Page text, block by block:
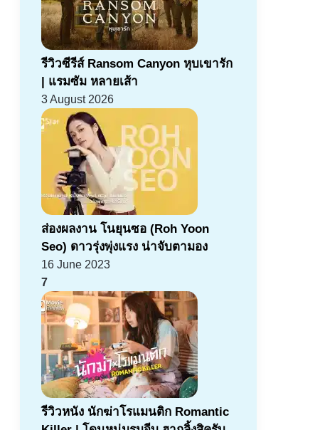
รีวิวซีรีส์ Ransom Canyon หุบเขารัก
| แรมซัม หลายเส้า
3 August 2026
ส่องผลงาน โนยุนซอ (Roh Yoon
Seo) ดาวรุ่งพุ่งแรง น่าจับตามอง
16 June 2023
7
รีวิวหนัง นักฆ่าโรแมนติก Romantic